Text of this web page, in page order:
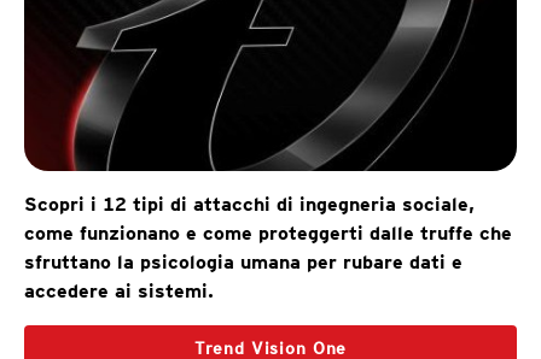
Scopri i 12 tipi di attacchi di ingegneria sociale,
come funzionano e come proteggerti dalle truffe che
sfruttano la psicologia umana per rubare dati e
accedere ai sistemi.
Trend Vision One